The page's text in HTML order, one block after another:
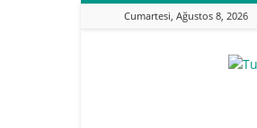
Cumartesi, Ağustos 8, 2026